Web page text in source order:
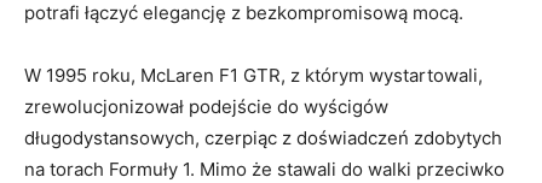
potrafi łączyć elegancję z bezkompromisową mocą.
W 1995 roku, McLaren F1 GTR, z którym wystartowali,
zrewolucjonizował podejście do wyścigów
długodystansowych, czerpiąc z doświadczeń zdobytych
na torach Formuły 1. Mimo że stawali do walki przeciwko